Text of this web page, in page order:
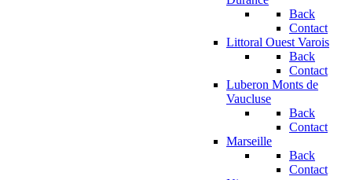
Back
Contact
Littoral Ouest Varois
Back
Contact
Luberon Monts de
Vaucluse
Back
Contact
Marseille
Back
Contact